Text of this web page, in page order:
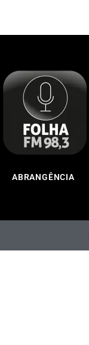
ABRANGÊNCIA